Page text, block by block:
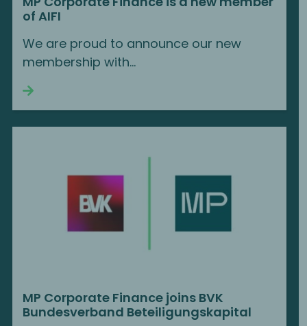
of AIFI
We are proud to announce our new
membership with…
MP Corporate Finance joins BVK
Bundesverband Beteiligungskapital